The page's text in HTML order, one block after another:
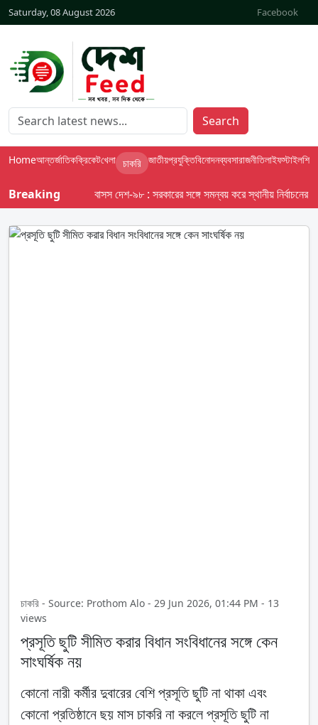
Saturday, 08 August 2026 Facebook
Search
Homeআন্তর্জাতিকক্রিকেটখেলা চাকরি জাতীয়প্রযুক্তিবিনোদনব্যবসারাজনীতিলাইফস্টাইলশিক্ষা
Breaking বাসস দেশ-৯৮ : সরকারের সঙ্গে সমন্বয় করে স্থানীয় নির্বাচনের
চাকরি - Source: Prothom Alo - 29 Jun 2026, 01:44 PM - 13
views
প্রসূতি ছুটি সীমিত করার বিধান সংবিধানের সঙ্গে কেন
সাংঘর্ষিক নয়
কোনো নারী কর্মীর দুবারের বেশি প্রসূতি ছুটি না থাকা এবং
কোনো প্রতিষ্ঠানে ছয় মাস চাকরি না করলে প্রসূতি ছুটি না